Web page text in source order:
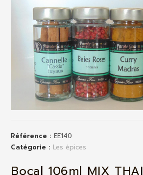
Référence :EE140
Catégorie : Les épices
Bocal 106ml MIX THAI